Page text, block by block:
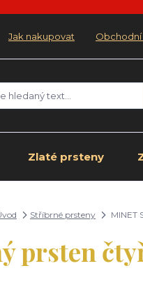
Jak nakupovat
Zlaté prsteny
Stříbrné prsteny MINET
prsten